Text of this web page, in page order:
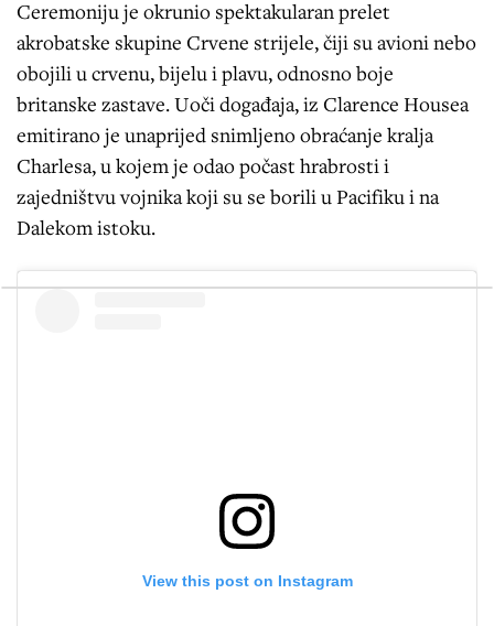
Ceremoniju je okrunio spektakularan prelet
akrobatske skupine Crvene strijele, čiji su avioni nebo
obojili u crvenu, bijelu i plavu, odnosno boje
britanske zastave. Uoči događaja, iz Clarence Housea
emitirano je unaprijed snimljeno obraćanje kralja
Charlesa, u kojem je odao počast hrabrosti i
zajedništvu vojnika koji su se borili u Pacifiku i na
Dalekom istoku.
View this post on Instagram